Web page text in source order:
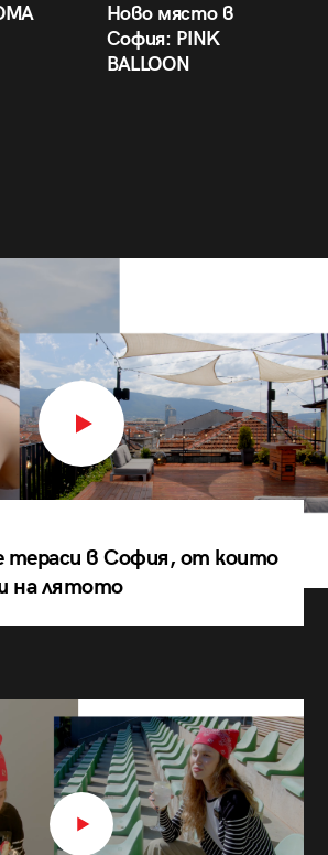
Ново място в
София: PINK
BALLOON
тераси в София, от които
на лятото